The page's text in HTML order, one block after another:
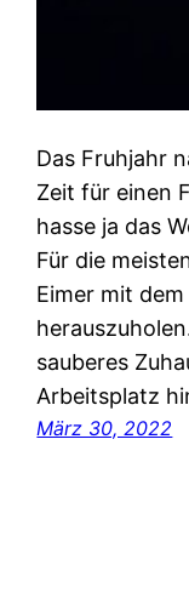
Das Fruhjahr
Zeit für einen
hasse ja das
Für die
Eimer mit
sauberes
Arbeitsplatz
März 30, 2022